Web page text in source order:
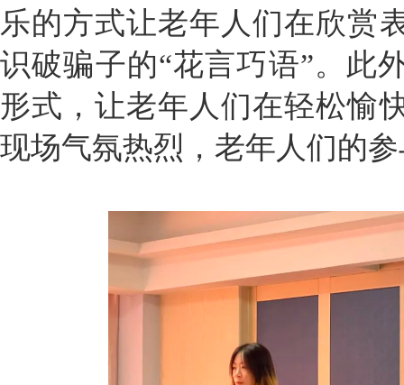
乐的方式让老年人们在欣赏
识破骗子的“花言巧语”。此
形式，让老年人们在轻松愉
现场气氛热烈，老年人们的